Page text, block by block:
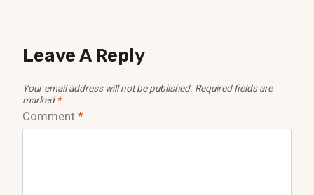
Leave A Reply
Your email address will not be published. Required fields are
marked *
Comment *